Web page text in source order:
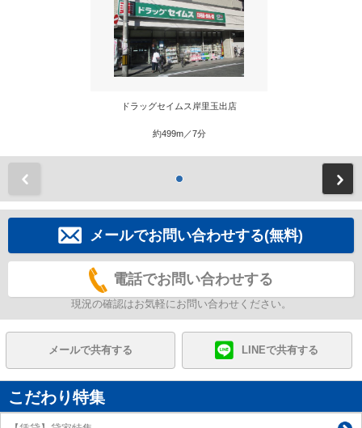
ドラッグセイムス岸里玉出店
約499m／7分
メールでお問い合わせする(無料)
電話でお問い合わせする
現況の確認はお気軽にお問い合わせください。
メールで共有する LINEで共有する
こだわり特集